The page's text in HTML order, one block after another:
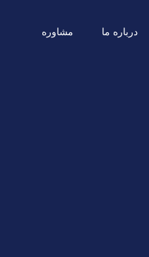
درباره ما مشاوره